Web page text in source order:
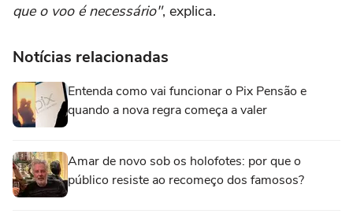
que o voo é necessário", explica.
Notícias relacionadas
Entenda como vai funcionar o Pix Pensão e
quando a nova regra começa a valer
Amar de novo sob os holofotes: por que o
público resiste ao recomeço dos famosos?